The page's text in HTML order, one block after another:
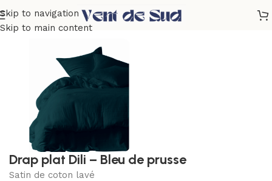
Skip to navigation
Skip to main content
Accueil Linge de lit Drap plat Dili
Drap plat Dili – Bleu de prusse
Satin de coton lavé